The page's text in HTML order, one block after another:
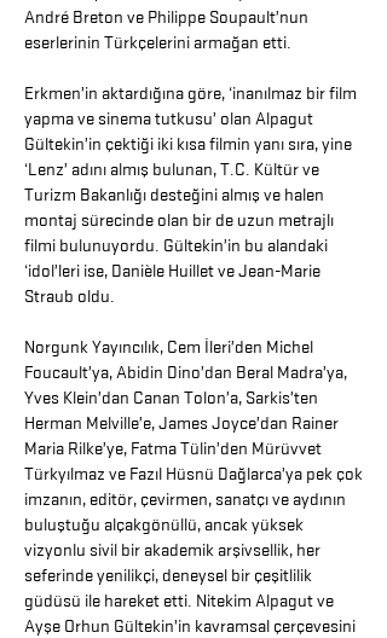
André Breton ve Philippe Soupault’nun
eserlerinin Türkçelerini armağan etti.
Erkmen’in aktardığına göre, ‘inanılmaz bir film
yapma ve sinema tutkusu’ olan Alpagut
Gültekin’in çektiği iki kısa filmin yanı sıra, yine
‘Lenz’ adını almış bulunan, T.C. Kültür ve
Turizm Bakanlığı desteğini almış ve halen
montaj sürecinde olan bir de uzun metrajlı
filmi bulunuyordu. Gültekin’in bu alandaki
‘idol’leri ise, Danièle Huillet ve Jean-Marie
Straub oldu.
Norgunk Yayıncılık, Cem İleri’den Michel
Foucault’ya, Abidin Dino’dan Beral Madra’ya,
Yves Klein’dan Canan Tolon’a, Sarkis’ten
Herman Melville’e, James Joyce’dan Rainer
Maria Rilke’ye, Fatma Tülin’den Mürüvvet
Türkyılmaz ve Fazıl Hüsnü Dağlarca’ya pek çok
imzanın, editör, çevirmen, sanatçı ve aydının
buluştuğu alçakgönüllü, ancak yüksek
vizyonlu sivil bir akademik arşivsellik, her
seferinde yenilikçi, deneysel bir çeşitlilik
güdüsü ile hareket etti. Nitekim Alpagut ve
Ayşe Orhun Gültekin’in kavramsal çerçevesini